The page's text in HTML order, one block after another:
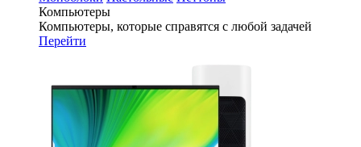
Компьютеры
Компьютеры, которые справятся с любой задачей
Перейти